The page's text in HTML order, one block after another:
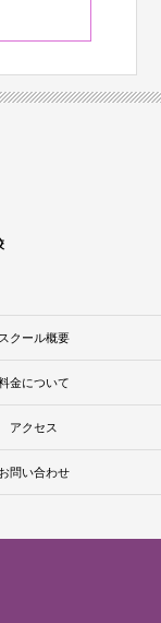
スクール概要
金について
アクセス
お問い合わせ